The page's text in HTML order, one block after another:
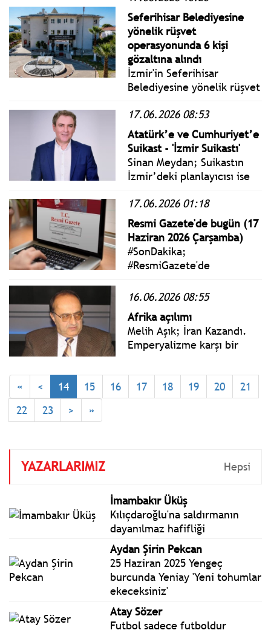
Seferihisar Belediyesine
yönelik rüşvet
operasyonunda 6 kişi
gözaltına alındı
İzmir'in Seferihisar
Belediyesine yönelik rüşvet
aralarında Seferihisar
Belediye Başkan Yardımcısı
İ.G.P'nin de olduğu 6
şüpheli gözaltına alındı.
Veli Ağbaba'nın danışmanı
Özlem Akyılmaz gözaltına
alındı.
17.06.2026 08:53
Atatürk’e ve Cumhuriyet’e
Suikast - 'İzmir Suikastı'
Sinan Meydan; Suikastın
İzmir’deki planlayıcısı ise
jandarma yüzbaşısı ile
Manisa Milletvekili Abidin
Bey’di.
17.06.2026 01:18
Resmi Gazete'de bugün (17
Haziran 2026 Çarşamba)
#SonDakika;
#ResmiGazete'de
Çarşamba yönetmelik,
takip edebilirsiniz.
16.06.2026 08:55
Afrika açılımı
Melih Aşık; İran Kazandı.
Emperyalizme karşı bir
Korkmadılar, kaçmadılar,
direndiler. Hep birlikte
kazandılar. Bağımsızlık için
« < 14 15 16 17 18 19 20
21
22
23 > »
YAZARLARIMIZ Hepsi
İmambakır Üküş
Kılıçdaroğlu'na saldırmanın
dayanılmaz hafifliği
Aydan Şirin Pekcan
25 Haziran 2025 Yengeç
burcunda Yeniay 'Yeni tohumlar
ekeceksiniz'
Atay Sözer
Futbol sadece futboldur